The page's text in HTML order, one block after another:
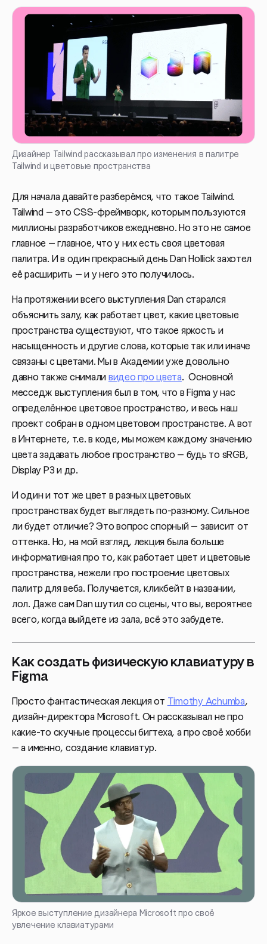
Дизайнер Tailwind рассказывал про изменения в палитре
Tailwind и цветовые пространства
Для начала давайте разберёмся, что такое Tailwind.
Tailwind — это CSS-фреймворк, которым пользуются
миллионы разработчиков ежедневно. Но это не самое
главное — главное, что у них есть своя цветовая
палитра. И в один прекрасный день Dan Hollick захотел
её расширить — и у него это получилось.
На протяжении всего выступления Dan старался
объяснить залу, как работает цвет, какие цветовые
пространства существуют, что такое яркость и
насыщенность и другие слова, которые так или иначе
связаны с цветами. Мы в Академии уже довольно
давно также снимали видео про цвета. Основной
месседж выступления был в том, что в Figma у нас
определённое цветовое пространство, и весь наш
проект собран в одном цветовом пространстве. А вот
в Интернете, т.е. в коде, мы можем каждому значению
цвета задавать любое пространство — будь то sRGB,
Display P3 и др.
И один и тот же цвет в разных цветовых
пространствах будет выглядеть по-разному. Сильное
ли будет отличие? Это вопрос спорный — зависит от
оттенка. Но, на мой взгляд, лекция была больше
информативная про то, как работает цвет и цветовые
пространства, нежели про построение цветовых
палитр для веба. Получается, кликбейт в названии,
лол. Даже сам Dan шутил со сцены, что вы, вероятнее
всего, когда выйдете из зала, всё это забудете.
Как создать физическую клавиатуру в
Figma
Просто фантастическая лекция от Timothy Achumba,
дизайн-директора Microsoft. Он рассказывал не про
какие-то скучные процессы бигтеха, а про своё хобби
— а именно, создание клавиатур.
Яркое выступление дизайнера Microsoft про своё
увлечение клавиатурами